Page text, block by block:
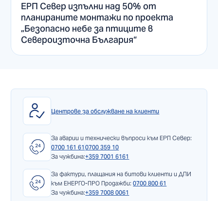
ЕРП Север изпълни над 50% от
планираните монтажи по проекта
„Безопасно небе за птиците в
Североизточна България“
Центрове за обслужване на клиенти
За аварии и технически въпроси към ЕРП Север:
0700 161 61 0700 359 10
За чужбина:+359 7001 6161
За фактури, плащания на битови клиенти и ДПИ
към ЕНЕРГО-ПРО Продажби:0700 800 61
За чужбина:+359 7008 0061